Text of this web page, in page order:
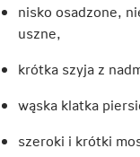
nisko osadzone,
uszne,
krótka szyja z
wąska klatka
szeroki i krótki